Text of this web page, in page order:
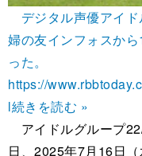
デジタル声優アイ
婦の友インフォスか
った。
https://
l続きを読む »
アイドルグループ
日、2025年7月16日